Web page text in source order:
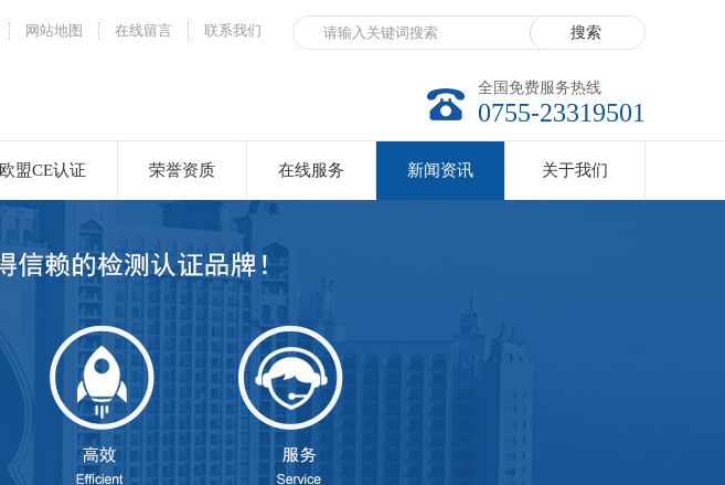
网站地图 在线留言 联系我们
全国免费服务热线
0755-23319501
欧盟CE认证 荣誉资质 在线服务 新闻资讯 关于我们